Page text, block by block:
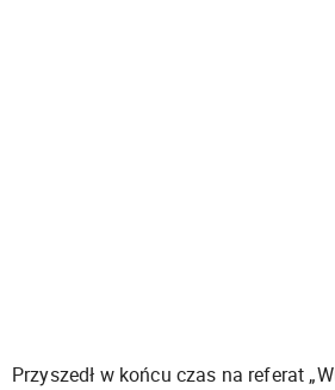
Przyszedł w końcu czas na referat